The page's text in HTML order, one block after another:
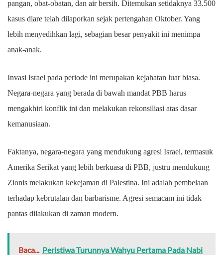
pangan, obat-obatan, dan air bersih. Ditemukan setidaknya 33.500
kasus diare telah dilaporkan sejak pertengahan Oktober. Yang
lebih menyedihkan lagi, sebagian besar penyakit ini menimpa
anak-anak.
Invasi Israel pada periode ini merupakan kejahatan luar biasa.
Negara-negara yang berada di bawah mandat PBB harus
mengakhiri konflik ini dan melakukan rekonsiliasi atas dasar
kemanusiaan.
Faktanya, negara-negara yang mendukung agresi Israel, termasuk
Amerika Serikat yang lebih berkuasa di PBB, justru mendukung
Zionis melakukan kekejaman di Palestina. Ini adalah pembelaan
terhadap kebrutalan dan barbarisme. Agresi semacam ini tidak
pantas dilakukan di zaman modern.
Baca... Peristiwa Turunnya Wahyu Pertama Pada Nabi